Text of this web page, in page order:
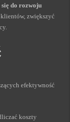
do rozwoju
zwiększyć
efektywność
koszty